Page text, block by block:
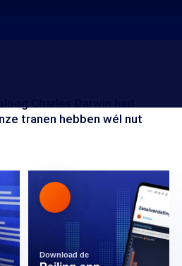
tranen hebben wél nut
Download de